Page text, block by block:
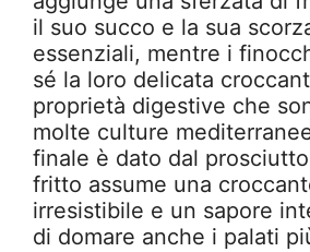
il suo succo e la sua
essenziali, mentre i
sé la loro delicata
proprietà digestive che
molte culture
finale è dato dal
fritto assume una
irresistibile e un sapore
di domare anche i palati